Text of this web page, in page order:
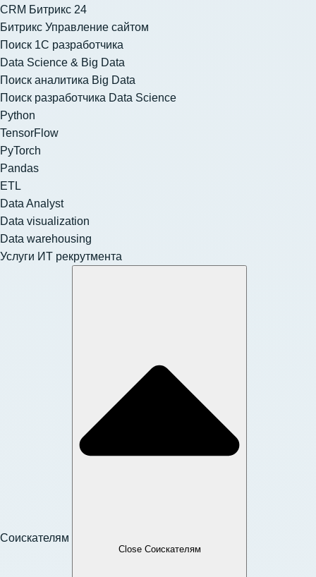
CRM Битрикс 24
Битрикс Управление сайтом
Поиск 1С разработчика
Data Science & Big Data
Поиск аналитика Big Data
Поиск разработчика Data Science
Python
TensorFlow
PyTorch
Pandas
ETL
Data Analyst
Data visualization
Data warehousing
Услуги ИТ рекрутмента
Соискателям
Close Соискателям